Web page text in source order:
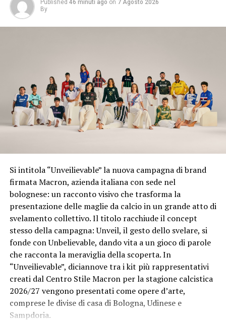
Published 46 minuti ago on 7 Agosto 2026
By
Si intitola “Unveilievable” la nuova campagna di brand
firmata Macron, azienda italiana con sede nel
bolognese: un racconto visivo che trasforma la
presentazione delle maglie da calcio in un grande atto di
svelamento collettivo. Il titolo racchiude il concept
stesso della campagna: Unveil, il gesto dello svelare, si
fonde con Unbelievable, dando vita a un gioco di parole
che racconta la meraviglia della scoperta. In
“Unveilievable”, diciannove tra i kit più rappresentativi
creati dal Centro Stile Macron per la stagione calcistica
2026/27 vengono presentati come opere d’arte,
comprese le divise di casa di Bologna, Udinese e
Sampdoria.